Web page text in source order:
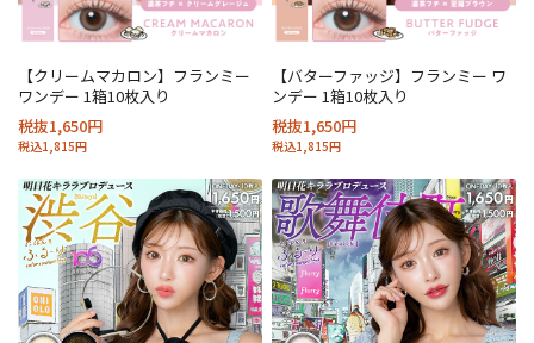
【クリームマカロン】フランミー
ワンデー 1箱10枚入り
税抜1,650円
税込1,815円
【バターファッジ】フランミー ワ
ンデー 1箱10枚入り
税抜1,650円
税込1,815円